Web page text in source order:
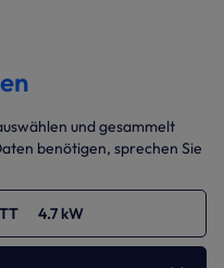
und gesammelt
benötigen, sprechen Sie
4.7 kW